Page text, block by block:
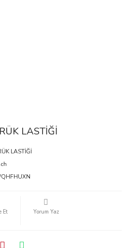
LASTİĞİ
LASTİĞİ
Et Yorum Yaz